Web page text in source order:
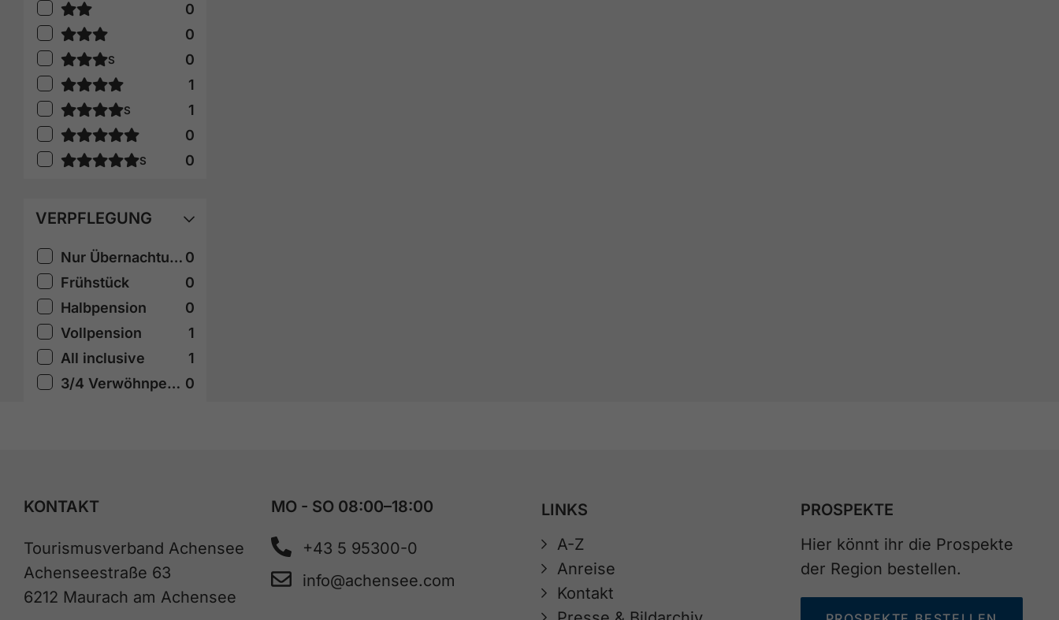
Rate Stars 2
0
Rate Stars 3
0
S
Rate Stars 3
0
Rate Stars 4
1
S
Rate Stars 4
1
Rate Stars 5
0
S 0
VERPFLEGUNG
Nur Übernachtung
0
Frühstück
0
Halbpension
0
Vollpension
1
All inclusive
1
3/4 Verwöhnpension
0
KONTAKT
Tourismusverband Achensee
Achenseestraße 63
6212 Maurach am Achensee
MO - SO 08:00–18:00
+43 5 95300-0
info@achensee.com
LINKS
A-Z
Anreise
Kontakt
PROSPEKTE
Hier könnt ihr die Prospekte
der Region bestellen.